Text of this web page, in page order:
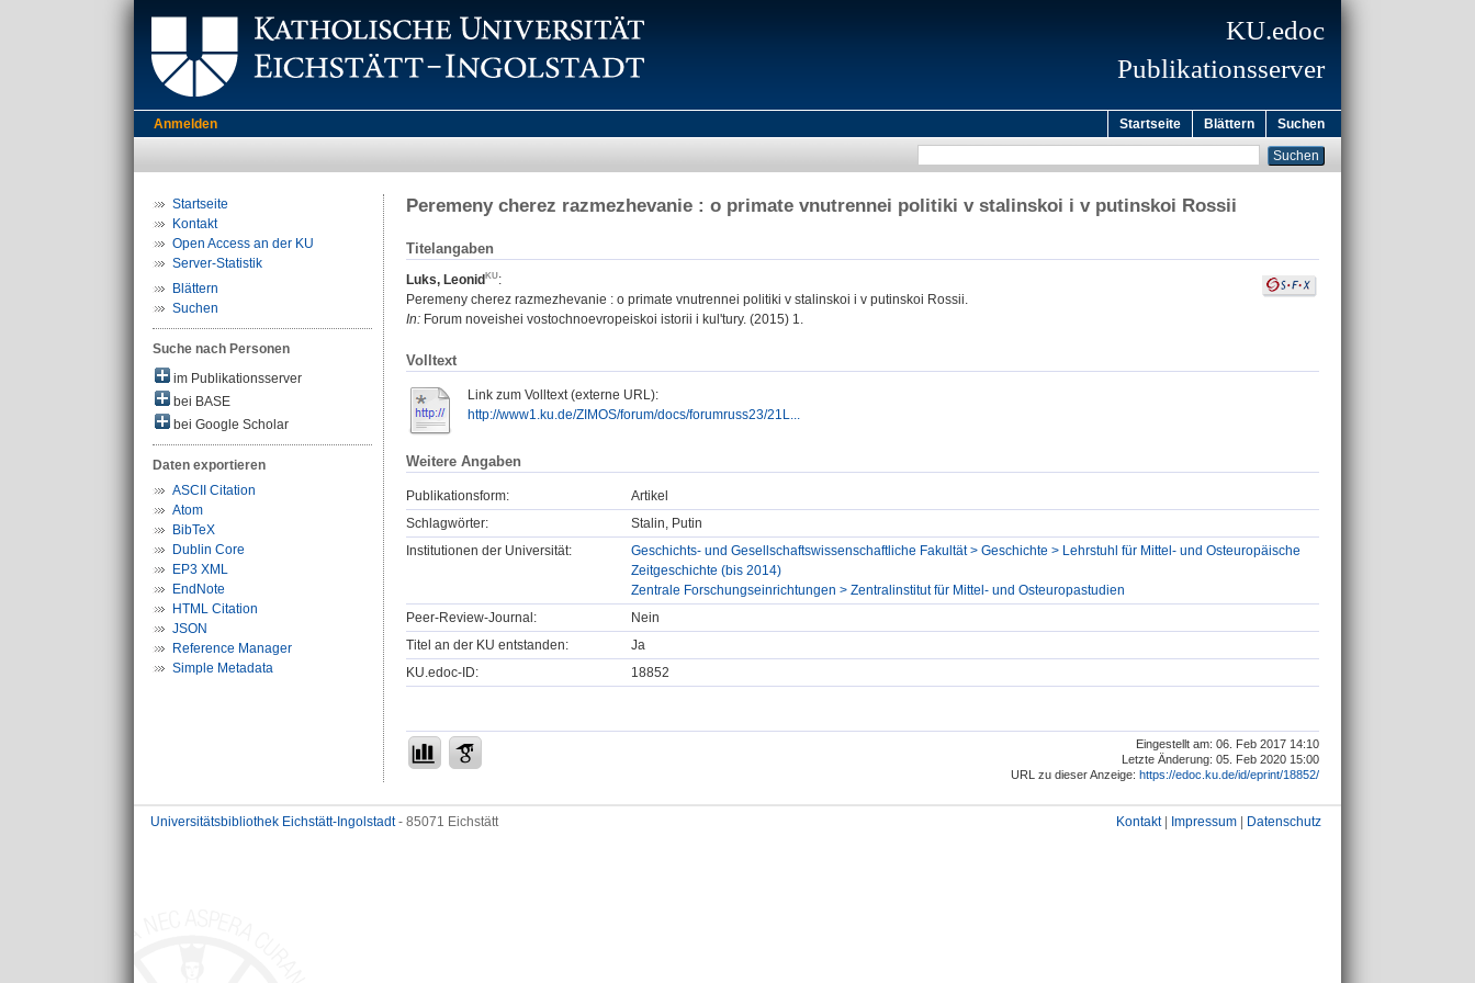
KU.edoc
Publikationsserver
Anmelden Startseite Blättern Suchen
Startseite
Kontakt
Open Access an der KU
Server-Statistik
Blättern
Suchen
Suche nach Personen
im Publikationsserver
bei BASE
bei Google Scholar
Daten exportieren
ASCII Citation
Atom
BibTeX
Dublin Core
EP3 XML
EndNote
HTML Citation
JSON
Reference Manager
Simple Metadata
Peremeny cherez razmezhevanie : o primate vnutrennei politiki v stalinskoi i v putinskoi Rossii
Titelangaben
Luks, Leonid
:
Peremeny cherez razmezhevanie : o primate vnutrennei politiki v stalinskoi i v putinskoi Rossii.
In: Forum noveishei vostochnoevropeiskoi istorii i kul'tury. (2015) 1.
Volltext
Link zum Volltext (externe URL):
http://www1.ku.de/ZIMOS/forum/docs/forumruss23/21L...
Weitere Angaben
Publikationsform:
Artikel
Schlagwörter:
Stalin, Putin
Institutionen der Universität:
Geschichts- und Gesellschaftswissenschaftliche Fakultät > Geschichte > Lehrstuhl für Mittel- und Osteuropäische
Zeitgeschichte (bis 2014)
Zentrale Forschungseinrichtungen > Zentralinstitut für Mittel- und Osteuropastudien
Peer-Review-Journal:
Nein
Titel an der KU entstanden:
Ja
KU.edoc-ID:
18852
Eingestellt am: 06. Feb 2017 14:10
Letzte Änderung: 05. Feb 2020 15:00
URL zu dieser Anzeige: https://edoc.ku.de/id/eprint/18852/
Universitätsbibliothek Eichstätt-Ingolstadt- 85071 Eichstätt Kontakt| Impressum Datenschutz